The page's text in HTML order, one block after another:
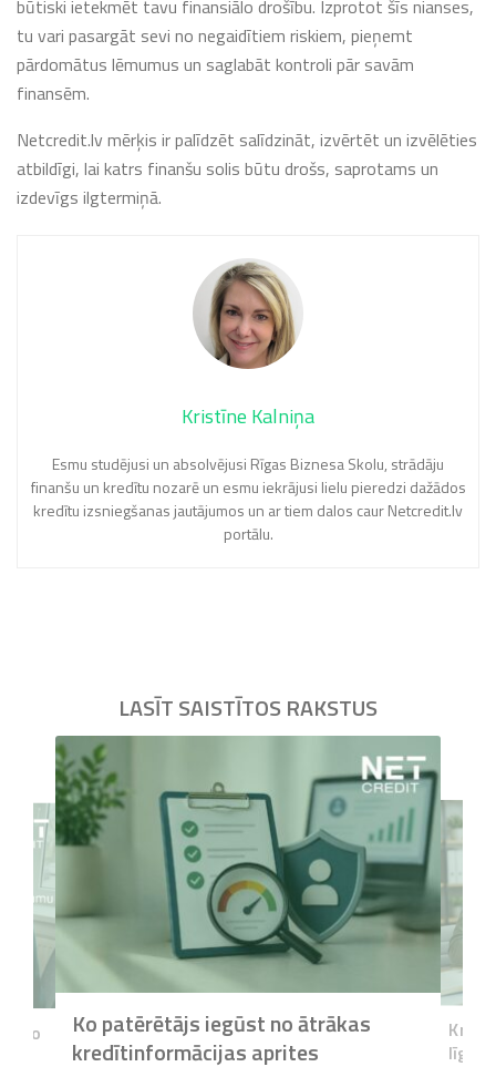
būtiski ietekmēt tavu finansiālo drošību. Izprotot šīs nianses,
tu vari pasargāt sevi no negaidītiem riskiem, pieņemt
pārdomātus lēmumus un saglabāt kontroli pār savām
finansēm.
Netcredit.lv mērķis ir palīdzēt salīdzināt, izvērtēt un izvēlēties
atbildīgi, lai katrs finanšu solis būtu drošs, saprotams un
izdevīgs ilgtermiņā.
Kristīne Kalniņa
Esmu studējusi un absolvējusi Rīgas Biznesa Skolu, strādāju
finanšu un kredītu nozarē un esmu iekrājusi lielu pieredzi dažādos
kredītu izsniegšanas jautājumos un ar tiem dalos caur Netcredit.lv
portālu.
LASĪT SAISTĪTOS RAKSTUS
Ko patērētājs iegūst no ātrākas
kredītinformācijas aprites